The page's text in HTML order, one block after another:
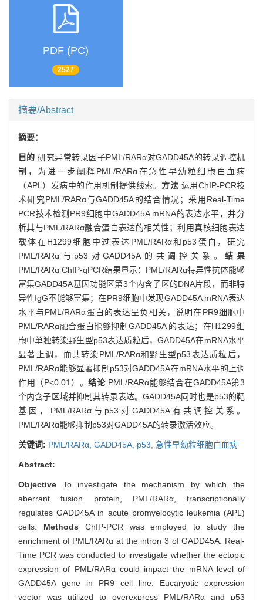
PDF (PC)
2527
摘要/Abstract
摘要：
目的研究异常转录因子PML/RARα对GADD45A的转录调控机
制，为进一步阐释PML/RARα在急性早幼粒细胞白血病
（APL）发病中的作用机制提供线索。 方法 运用ChIP-PCR技
术研究PML/RARα与GADD45A的结合情况；采用Real-Time
PCR技术检测PR9细胞中GADD45A mRNA的表达水平，并分
析其与PML/RARα融合蛋白表达的相关性；利用真核细胞表达
载体在H1299细胞中过表达PML/RARα和p53蛋白，研究
PML/RARα与p53对GADD45A的共调控关系。结果
PML/RARα ChIP-qPCR结果显示：PML/RARα特异性抗体能够
富集GADD45A基因功能区第3个内含子区的DNA片段，而非特
异性IgG不能够富集；在PR9细胞中发现GADD45A mRNA表达
水平与PML/RARα蛋白的表达呈负相关，说明在PR9细胞中
PML/RARα融合蛋白能够抑制GADD45A 的表达；在H1299细
胞中单独转染野生型p53表达质粒后，GADD45A在mRNA水平
显著上调，而共转染PML/RARα和野生型p53表达质粒后，
PML/RARα能够显著抑制p53对GADD45A在mRNA水平的上调
作用（P<0.01）。结论 PML/RARα能够结合在GADD45A第3
个内含子区域并抑制其转录表达。GADD45A同时也是p53的靶
基因，PML/RARα与p53对GADD45A有共调控关系。
PML/RARα能够抑制p53对GADD45A的转录激活效应。
关键词: PML/RARα, GADD45A, p53, 急性早幼粒细胞白血病
Abstract:
Objective To investigate the mechanism by which the
aberrant fusion protein, PML/RARα, transcriptionally
regulates GADD45A in acute promyelocytic leukemia (APL)
cells. Methods ChIP-PCR was employed to study the
enrichment of PML/RARα at the intron 3 of GADD45A. Real-
Time PCR was conducted to investigate whether the ectopic
expression of PML/RARα could impact the mRNA level of
GADD45A gene in PR9 cell line. Eucaryotic expression
vector was utilized to overexpress PML/RARα and p53